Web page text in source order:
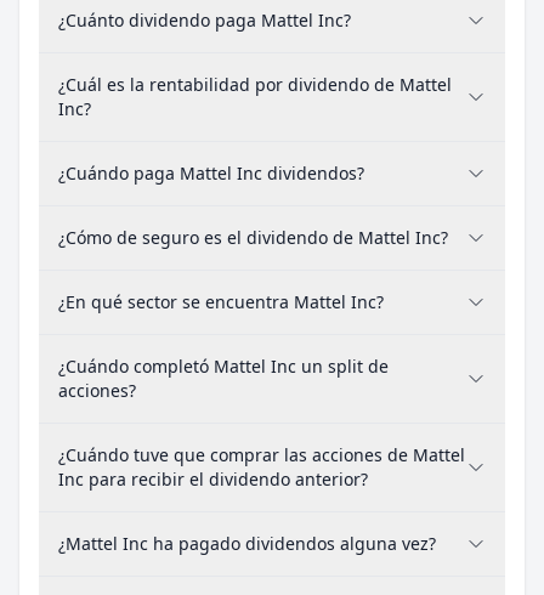
¿Cuánto dividendo paga Mattel Inc?
¿Cuál es la rentabilidad por dividendo de Mattel
Inc?
¿Cuándo paga Mattel Inc dividendos?
¿Cómo de seguro es el dividendo de Mattel Inc?
¿En qué sector se encuentra Mattel Inc?
¿Cuándo completó Mattel Inc un split de
acciones?
¿Cuándo tuve que comprar las acciones de Mattel
Inc para recibir el dividendo anterior?
¿Mattel Inc ha pagado dividendos alguna vez?